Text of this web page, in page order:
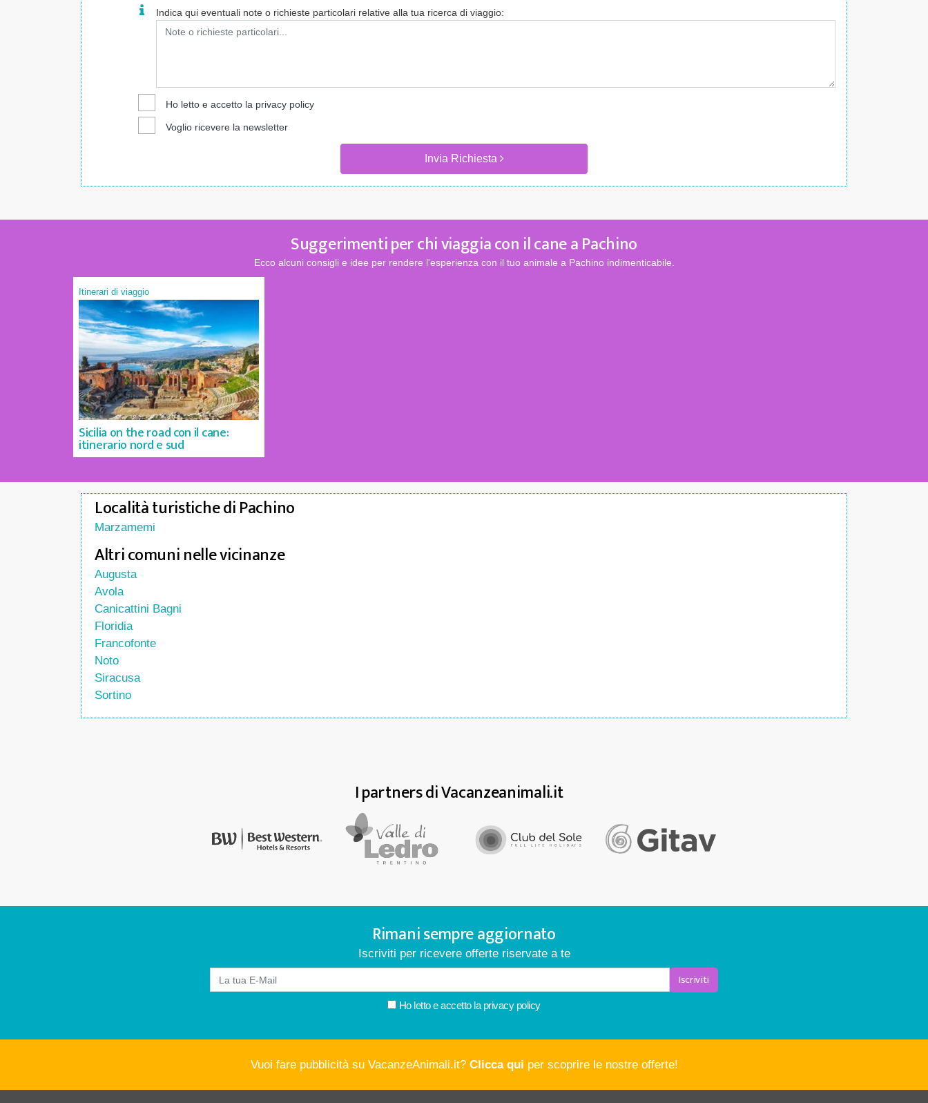
Indica qui eventuali note o richieste particolari relative alla tua ricerca di viaggio:
Ho letto e accetto la privacy policy
Voglio ricevere la newsletter
Invia Richiesta
Suggerimenti per chi viaggia con il cane a Pachino
Ecco alcuni consigli e idee per rendere l'esperienza con il tuo animale a Pachino indimenticabile.
Itinerari di viaggio
Sicilia on the road con il cane:
itinerario nord e sud
Località turistiche di Pachino
Marzamemi
Altri comuni nelle vicinanze
Augusta
Avola
Canicattini Bagni
Floridia
Francofonte
Noto
Siracusa
Sortino
I partners di Vacanzeanimali.it
Rimani sempre aggiornato
Iscriviti per ricevere offerte riservate a te
Iscriviti
Ho letto e accetto la privacy policy
Vuoi fare pubblicità su VacanzeAnimali.it? Clicca qui per scoprire le nostre offerte!